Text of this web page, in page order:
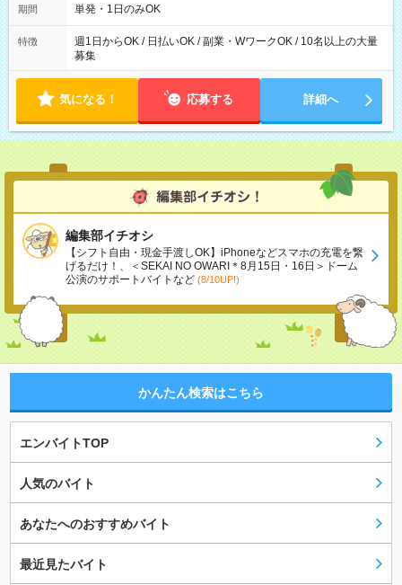
可能です！ ※1日あたりの最大実働時間は日勤、夜勤共に勤務し
期間 単発・1日のみOK
特徴
週1日からOK / 日払いOK / 副業・WワークOK / 10名以上の大量
募集
気になる！ 応募する 詳細へ
編集部イチオシ
【シフト自由・現金手渡しOK】iPhoneなどスマホの充電を繋
げるだけ！、＜SEKAI NO OWARI＊8月15日・16日＞ドーム
公演のサポートバイトなど (8/10UP!)
かんたん検索はこちら
エンバイトTOP
人気のバイト
あなたへのおすすめバイト
最近見たバイト